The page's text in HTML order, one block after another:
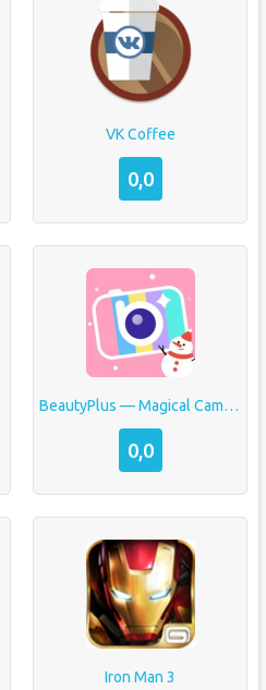
VK Coffee
0,0
BeautyPlus — Magical Camera
0,0
Iron Man 3